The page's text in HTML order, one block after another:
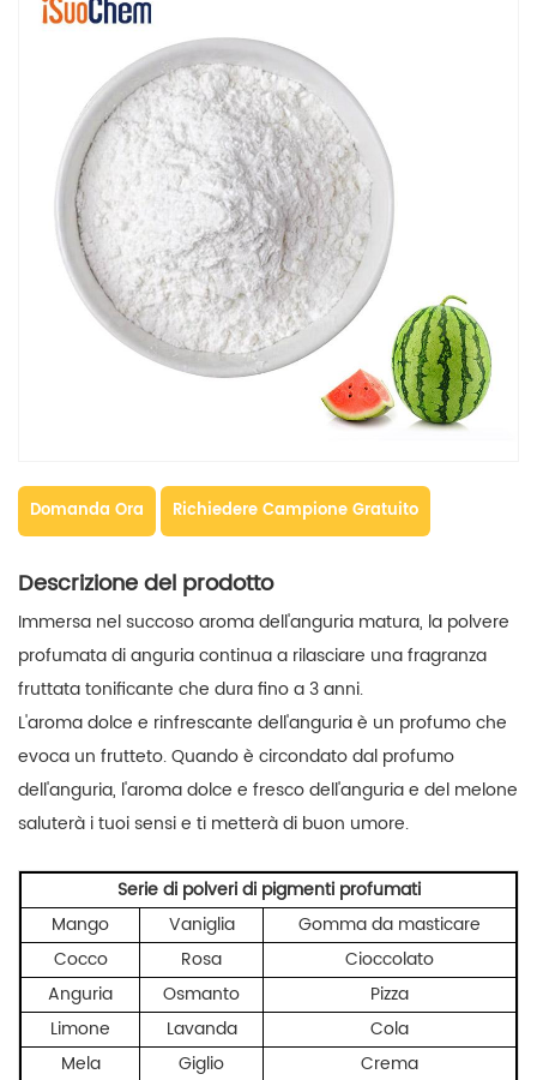
Domanda Ora Richiedere Campione Gratuito
Descrizione del prodotto
Immersa nel succoso aroma dell'anguria matura, la polvere
profumata di anguriacontinua a rilasciare una fragranza
fruttata tonificante che dura fino a 3 anni.
L'aroma dolce e rinfrescante dell'anguria è un profumo che
evoca un frutteto. Quando è circondato dal profumo
dell'anguria, l'aroma dolce e fresco dell'anguria e del melone
saluterà i tuoi sensi e ti metterà di buon umore.
Serie di polveri di pigmenti profumati
Mango
Vaniglia
Gomma da masticare
Cocco
Rosa
Cioccolato
Anguria
Osmanto
Pizza
Limone
Lavanda
Cola
Mela
Giglio
Crema